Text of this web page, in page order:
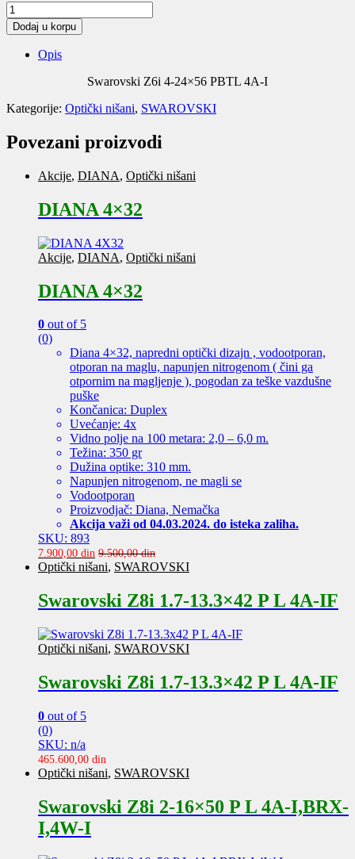
Swarovski
Z6i
4-
24x56
quantity
Dodaj u korpu
Opis
Swarovski Z6i 4-24×56 PBTL 4A-I
Kategorije: Optički nišani, SWAROVSKI
Povezani proizvodi
Akcije, DIANA, Optički nišani
DIANA 4×32
Akcije, DIANA, Optički nišani
DIANA 4×32
0 out of 5
(0)
Diana 4×32, napredni optički dizajn , vodootporan,
otporan na maglu, napunjen nitrogenom ( čini ga
otpornim na magljenje ), pogodan za teške vazdušne
puške
Končanica: Duplex
Uvećanje: 4x
Vidno polje na 100 metara: 2,0 – 6,0 m.
Težina: 350 gr
Dužina optike: 310 mm.
Napunjen nitrogenom, ne magli se
Vodootporan
Proizvodjač: Diana, Nemačka
Akcija važi od 04.03.2024. do isteka zaliha.
SKU: 893
7.900,00 din 9.500,00din
Optički nišani, SWAROVSKI
Swarovski Z8i 1.7-13.3×42 P L 4A-IF
Optički nišani, SWAROVSKI
Swarovski Z8i 1.7-13.3×42 P L 4A-IF
0 out of 5
(0)
SKU: n/a
465.600,00 din
Optički nišani, SWAROVSKI
Swarovski Z8i 2-16×50 P L 4A-I,BRX-
I,4W-I